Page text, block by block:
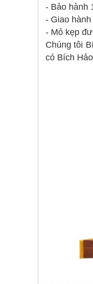
- Bảo hành
- Giao
- Mỏ kẹp
Chúng tôi
có Bích